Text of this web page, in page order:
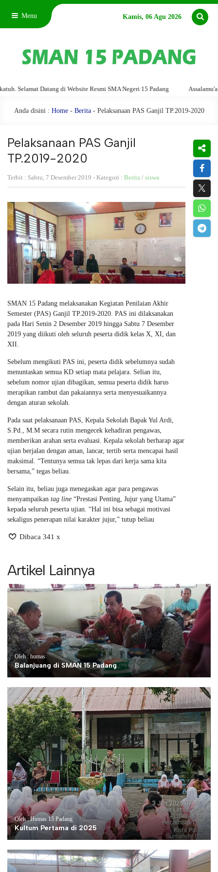
Menu Kamis, 06 Agu 2026
Datang di Website Resmi SMA Negeri 15 Padang Assalamu'alaikum
Anda disini : Home- Berita- Pelaksanaan PAS Ganjil TP.2019-2020
Pelaksanaan PAS Ganjil
TP.2019-2020
Terbit : Sabtu, 7 Desember 2019 - Kategori : Berita / siswa
SMAN 15 Padang melaksanakan Kegiatan Penilaian Akhir
Semester (PAS) Ganjil TP.2019-2020. PAS ini dilaksanakan
pada Hari Senin 2 Desember 2019 hingga Sabtu 7 Desember
2019 yang diikuti oleh seluruh peserta didik kelas X, XI, dan
XII.
Sebelum mengikuti PAS ini, peserta didik sebelumnya sudah
menuntaskan semua KD setiap mata pelajara. Selian itu,
sebelum nomor ujian dibagikan, semua peserta didik harus
merapikan rambut dan pakaiannya serta menyesuaikannya
dengan aturan sekolah.
Pada saat pelaksanaan PAS, Kepala Sekolah Bapak Yul Ardi,
S.Pd., M.M secara rutin mengecek kehadiran pengawas,
memberikan arahan serta evaluasi. Kepala sekolah berharap agar
ujian berjalan dengan aman, lancar, tertib serta mencapai hasil
maksimal. “Tentunya semua tak lepas dari kerja sama kita
bersama,” tegas beliau.
Selain itu, beliau juga menegaskan agar para pengawas
menyampaikan tag line “Prestasi Penting, Jujur yang Utama”
kepada seluruh peserta ujian. “Hal ini bisa sebagai motivasi
sekaligus penerapan nilai karakter jujur,” tutup beliau
Dibaca 341 x
Artikel Lainnya
Oleh : humas
Balanjuang di SMAN 15 Padang
Oleh : Humas 15 Padang
Kultum Pertama di 2025